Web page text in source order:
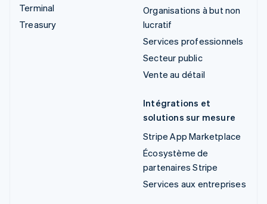
Terminal
Treasury
Organisations à but non
lucratif
Services professionnels
Secteur public
Vente au détail
Intégrations et
solutions sur mesure
Stripe App Marketplace
Écosystème de
partenaires Stripe
Services aux entreprises